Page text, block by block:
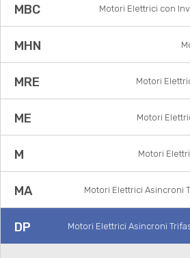
MBC Motori Elettrici con
MHN
MRE Motori
ME Motori
M Motori
MA Motori Elettrici Asincroni
DP Motori Elettrici Asincroni